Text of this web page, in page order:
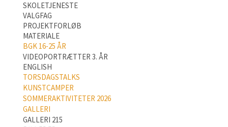
SKOLETJENESTE
VALGFAG
PROJEKTFORLØB
MATERIALE
BGK 16-25 ÅR
VIDEOPORTRÆTTER 3. ÅR
ENGLISH
TORSDAGSTALKS
KUNSTCAMPER
SOMMERAKTIVITETER 2026
GALLERI
GALLERI 215